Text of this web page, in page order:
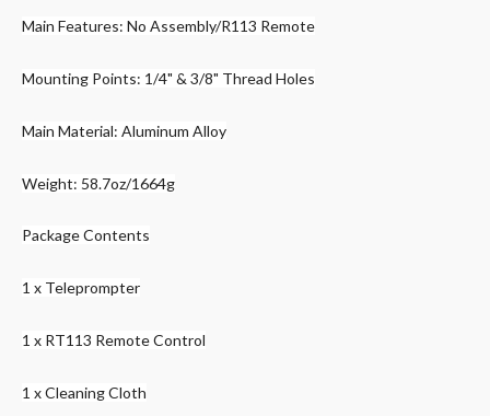
Main Features: No Assembly/R113 Remote
Mounting Points: 1/4" & 3/8" Thread Holes
Main Material: Aluminum Alloy
Weight: 58.7oz/1664g
Package Contents
1 x Teleprompter
1 x RT113 Remote Control
1 x Cleaning Cloth